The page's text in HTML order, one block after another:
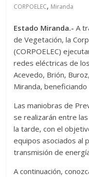
CORPOELEC, Miranda
Estado Miranda.-A
de Vegetación, la
(CORPOELEC)
redes eléctricas de
Acevedo, Brión,
Miranda,
Las maniobras de
se realizarán entre
la tarde, con el
equipos asociados al
transmisión de
A continuación,